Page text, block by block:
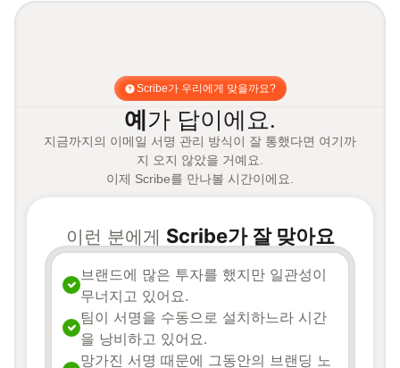
Scribe가 우리에게 맞을까요?
예 가 답이에요.
지금까지의 이메일 서명 관리 방식이 잘 통했다면 여기까
지 오지 않았을 거예요.
이제 Scribe를 만나볼 시간이에요.
이런 분에게 Scribe가 잘 맞아요
브랜드에 많은 투자를 했지만 일관성이
무너지고 있어요.
팀이 서명을 수동으로 설치하느라 시간
을 낭비하고 있어요.
망가진 서명 때문에 그동안의 브랜딩 노